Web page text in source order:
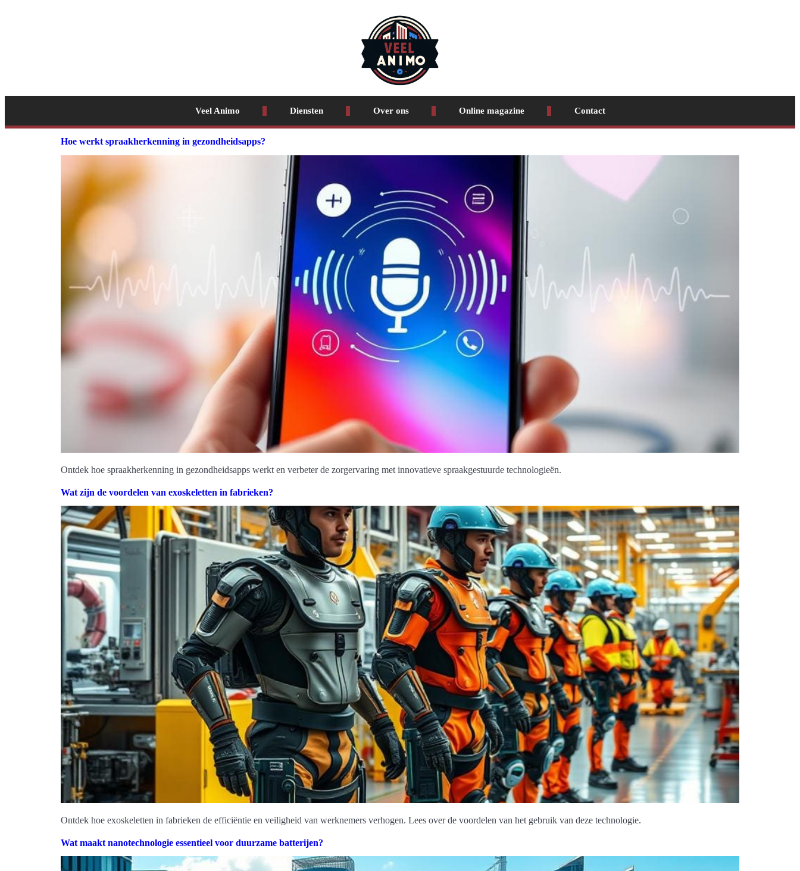
Veel Animo Diensten Over ons Online magazine Contact
Hoe werkt spraakherkenning in gezondheidsapps?
Ontdek hoe spraakherkenning in gezondheidsapps werkt en verbeter de zorgervaring met innovatieve spraakgestuurde technologieën.
Wat zijn de voordelen van exoskeletten in fabrieken?
Ontdek hoe exoskeletten in fabrieken de efficiëntie en veiligheid van werknemers verhogen. Lees over de voordelen van het gebruik van deze technologie.
Wat maakt nanotechnologie essentieel voor duurzame batterijen?